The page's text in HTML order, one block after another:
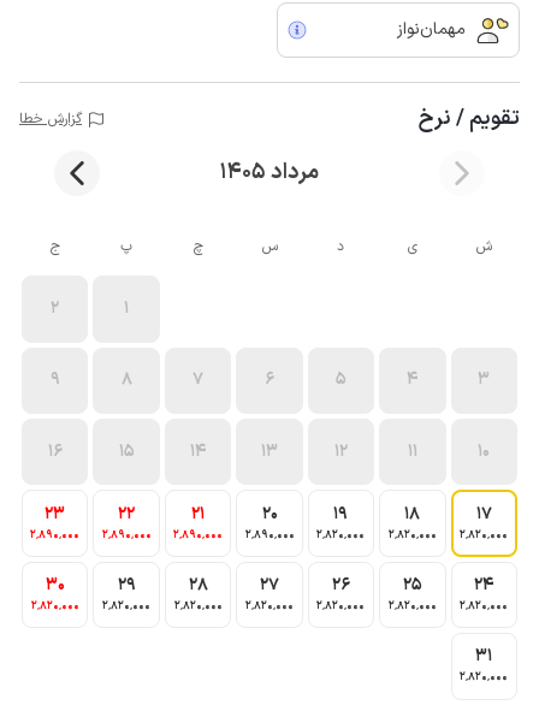
مهمان‌نواز
تقویم / نرخ گزارش خطا
مرداد 1405
ش ی د س چ پ ج
1
2
3
4
5
6
7
8
9
10
11
12
13
14
15
16
17
2٬820٬000
18
2٬820٬000
19
2٬820٬000
20
2٬890٬000
21
2٬890٬000
22
2٬890٬000
23
2٬890٬000
24
2٬820٬000
25
2٬820٬000
26
2٬820٬000
27
2٬820٬000
28
2٬820٬000
29
2٬820٬000
30
2٬820٬000
31
2٬820٬000